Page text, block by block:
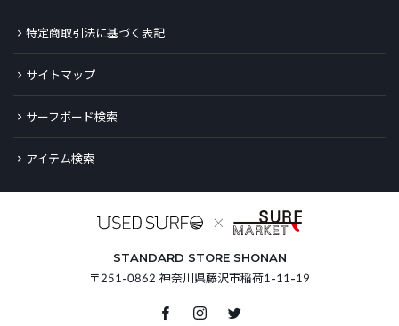
特定商取引法に基づく表記
サイトマップ
サーフボード検索
アイテム検索
STANDARD STORE SHONAN
〒251-0862 神奈川県藤沢市稲荷1-11-19